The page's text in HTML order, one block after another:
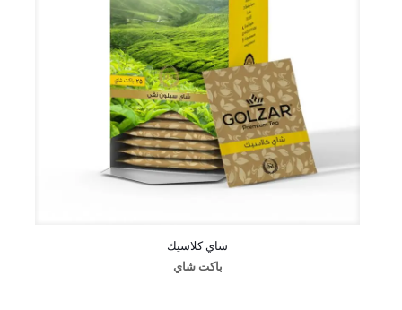
شاي كلاسيك
باكت شاي